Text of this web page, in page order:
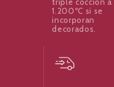
triple cocción a
1.200ºC si se
incorporan
decorados.